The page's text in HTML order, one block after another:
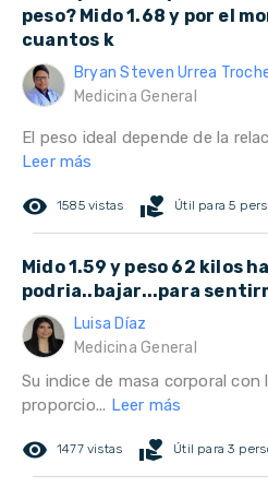
peso? Mido 1.68 y por el
cuantos k
Bryan Steven Urrea
Medicina General
El peso ideal depende de la
Leer más
remove_red_eye 1585 vistas volunteer_activism Útil para 5
Mido 1.59 y peso 62 kilos
podria..bajar...para
Luisa Díaz
Medicina General
Su indice de masa corporal
proporcio... Leer más
remove_red_eye 1477 vistas volunteer_activism Útil para 3